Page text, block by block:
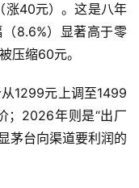
涨40元）。这是八年
8.6%）显著高于零
压缩60元。
1299元上调至1499
；2026年则是“出厂
茅台向渠道要利润的